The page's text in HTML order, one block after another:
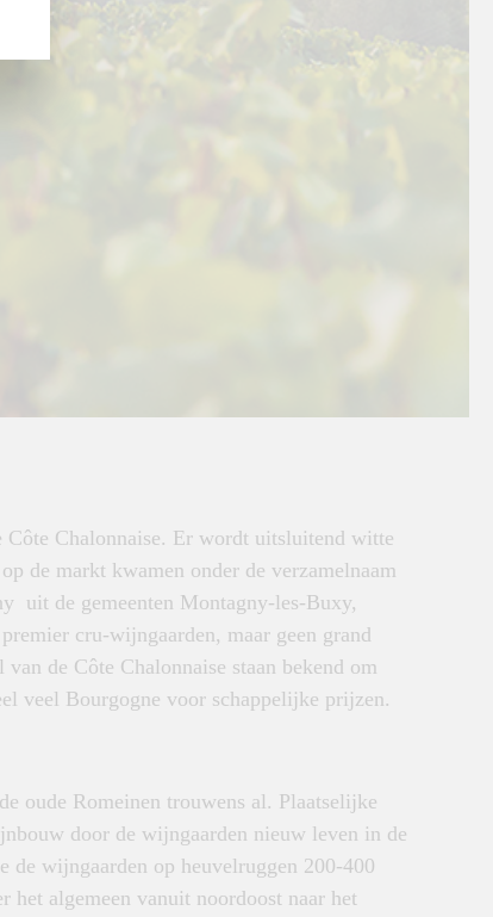
Chalonnaise. Er wordt uitsluitend witte
de markt kwamen onder de verzamelnaam
uit de gemeenten Montagny-les-Buxy,
cru-wijngaarden, maar geen grand
de Côte Chalonnaise staan bekend om
veel Bourgogne voor schappelijke prijzen.
oude Romeinen trouwens al. Plaatselijke
door de wijngaarden nieuw leven in de
de wijngaarden op heuvelruggen 200-400
het algemeen vanuit noordoost naar het